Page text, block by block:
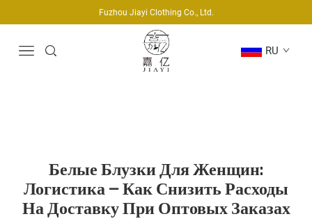
Fuzhou Jiayi Clothing Co., Ltd.
RU
Белые Блузки Для Женщин:
Логистика — Как Снизить Расходы
На Доставку При Оптовых Заказах